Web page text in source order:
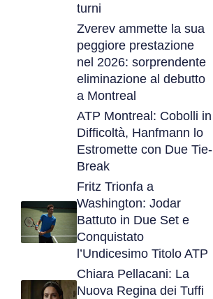
turni
Zverev ammette la sua
peggiore prestazione
nel 2026: sorprendente
eliminazione al debutto
a Montreal
ATP Montreal: Cobolli in
Difficoltà, Hanfmann lo
Estromette con Due Tie-
Break
Fritz Trionfa a
Washington: Jodar
Battuto in Due Set e
Conquistato
l’Undicesimo Titolo ATP
Chiara Pellacani: La
Nuova Regina dei Tuffi